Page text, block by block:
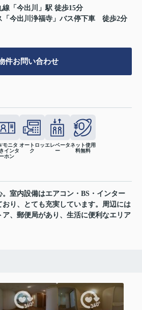
線 「 今出川
」駅 徒歩15分
「今出川浄福寺」バス停下車 徒歩2分
件お問い合わせ
モニタ
インタ
ーホン
オートロッ
ク
エレベータ
ー
ネット使用
料無料
室内設備はエアコン・BS・インター
り、とても充実しています。周辺には
、郵便局があり、生活に便利なエリア